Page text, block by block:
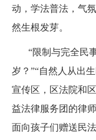
动，学法普法，气
然生根发芽。
“限制与完全民
岁？”“自然人从出
宣传区，区法院和
益法律服务团的律
面向孩子们赠送民